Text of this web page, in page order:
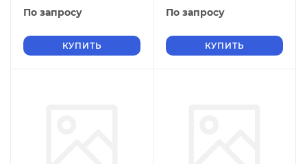
18968-73
По запросу
КУПИТЬ
18968-73
По запросу
КУПИТЬ